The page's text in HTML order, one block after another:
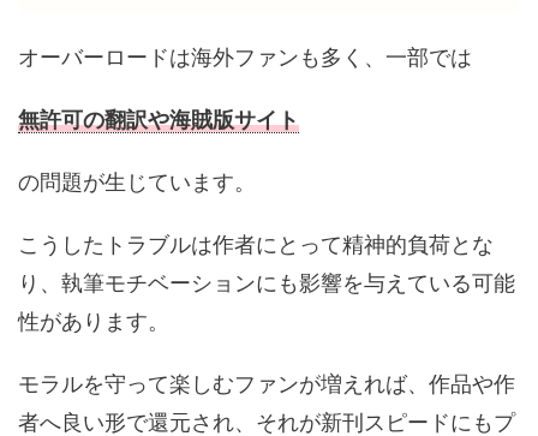
オーバーロードは海外ファンも多く、一部では
無許可の翻訳や海賊版サイト
の問題が生じています。
こうしたトラブルは作者にとって精神的負荷とな
り、執筆モチベーションにも影響を与えている可能
性があります。
モラルを守って楽しむファンが増えれば、作品や作
者へ良い形で還元され、それが新刊スピードにもプ